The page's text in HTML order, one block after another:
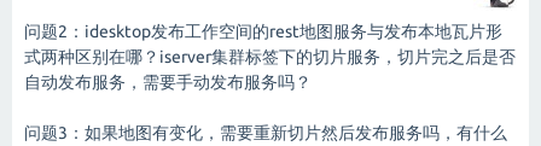
问题2：idesktop发布工作空间的rest地图服务与发布本地瓦片形
式两种区别在哪？iserver集群标签下的切片服务，切片完之后是否
自动发布服务，需要手动发布服务吗？
问题3：如果地图有变化，需要重新切片然后发布服务吗，有什么